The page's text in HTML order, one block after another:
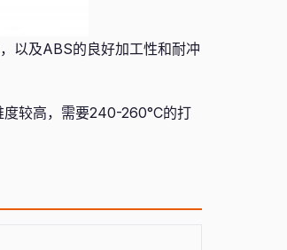
以及ABS的良好加工性和耐冲
较高，需要240-260°C的打